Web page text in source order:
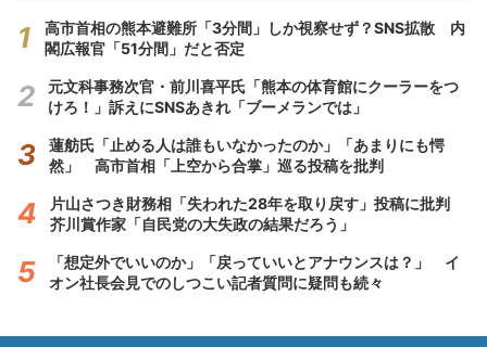
高市首相の熊本避難所「3分間」しか視察せず？SNS拡散 内
閣広報官「51分間」だと否定
元文科事務次官・前川喜平氏「熊本の体育館にクーラーをつ
けろ！」訴えにSNSあきれ「ブーメランでは」
蓮舫氏「止める人は誰もいなかったのか」「あまりにも愕
然」 高市首相「上空から合掌」巡る投稿を批判
片山さつき財務相「失われた28年を取り戻す」投稿に批判
芥川賞作家「自民党の大失政の結果だろう」
「想定外でいいのか」「戻っていいとアナウンスは？」 イ
オン社長会見でのしつこい記者質問に疑問も続々